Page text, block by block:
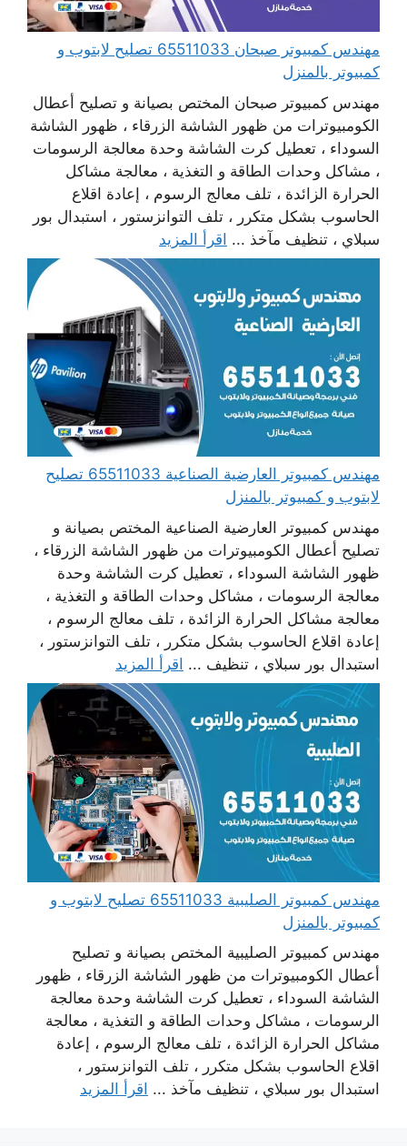
مهندس كمبيوتر صبحان 65511033 تصليح لابتوب و
كمبيوتر بالمنزل
مهندس كمبيوتر صبحان المختص بصيانة و تصليح أعطال
الكومبيوترات من ظهور الشاشة الزرقاء ، ظهور الشاشة
السوداء ، تعطيل كرت الشاشة وحدة معالجة الرسومات
، مشاكل وحدات الطاقة و التغذية ، معالجة مشاكل
الحرارة الزائدة ، تلف معالج الرسوم ، إعادة اقلاع
الحاسوب بشكل متكرر ، تلف التوانزستور ، استبدال بور
سبلاي ، تنظيف مآخذ ... اقرأ المزيد
مهندس كمبيوتر العارضية الصناعية 65511033 تصليح
لابتوب و كمبيوتر بالمنزل
مهندس كمبيوتر العارضية الصناعية المختص بصيانة و
تصليح أعطال الكومبيوترات من ظهور الشاشة الزرقاء ،
ظهور الشاشة السوداء ، تعطيل كرت الشاشة وحدة
معالجة الرسومات ، مشاكل وحدات الطاقة و التغذية ،
معالجة مشاكل الحرارة الزائدة ، تلف معالج الرسوم ،
إعادة اقلاع الحاسوب بشكل متكرر ، تلف التوانزستور ،
استبدال بور سبلاي ، تنظيف ... اقرأ المزيد
مهندس كمبيوتر الصليبية 65511033 تصليح لابتوب و
كمبيوتر بالمنزل
مهندس كمبيوتر الصليبية المختص بصيانة و تصليح
أعطال الكومبيوترات من ظهور الشاشة الزرقاء ، ظهور
الشاشة السوداء ، تعطيل كرت الشاشة وحدة معالجة
الرسومات ، مشاكل وحدات الطاقة و التغذية ، معالجة
مشاكل الحرارة الزائدة ، تلف معالج الرسوم ، إعادة
اقلاع الحاسوب بشكل متكرر ، تلف التوانزستور ،
استبدال بور سبلاي ، تنظيف مآخذ ... اقرأ المزيد